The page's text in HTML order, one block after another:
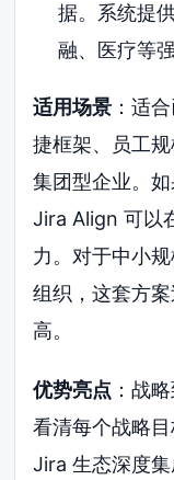
据。系统提
融、医疗等
适用场景 ：适
捷框架、员工
集团型企业。
Jira Align 可以
力。对于中小
组织，这套方
高。
优势亮点 ：战
看清每个战略
Jira 生态深度